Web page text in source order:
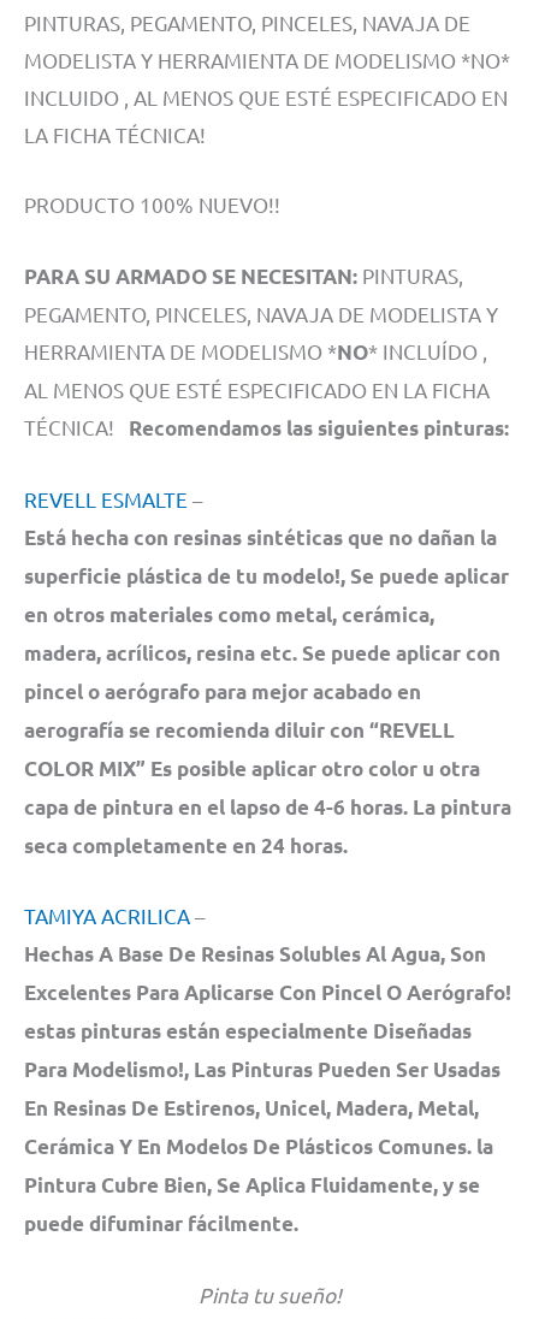
PINTURAS, PEGAMENTO, PINCELES, NAVAJA DE
MODELISTA Y HERRAMIENTA DE MODELISMO *NO*
INCLUIDO , AL MENOS QUE ESTÉ ESPECIFICADO EN
LA FICHA TÉCNICA!
PRODUCTO 100% NUEVO!!
PARA SU ARMADO SE NECESITAN: PINTURAS,
PEGAMENTO, PINCELES, NAVAJA DE MODELISTA Y
HERRAMIENTA DE MODELISMO *NO* INCLUÍDO ,
AL MENOS QUE ESTÉ ESPECIFICADO EN LA FICHA
TÉCNICA! Recomendamos las siguientes pinturas:
REVELL ESMALTE –
Está hecha con resinas sintéticas que no dañan la
superficie plástica de tu modelo!, Se puede aplicar
en otros materiales como metal, cerámica,
madera, acrílicos, resina etc. Se puede aplicar con
pincel o aerógrafo para mejor acabado en
aerografía se recomienda diluir con “REVELL
COLOR MIX” Es posible aplicar otro color u otra
capa de pintura en el lapso de 4-6 horas. La pintura
seca completamente en 24 horas.
TAMIYA ACRILICA–
Hechas A Base De Resinas Solubles Al Agua, Son
Excelentes Para Aplicarse Con Pincel O Aerógrafo!
estas pinturas están especialmente Diseñadas
Para Modelismo!, Las Pinturas Pueden Ser Usadas
En Resinas De Estirenos, Unicel, Madera, Metal,
Cerámica Y En Modelos De Plásticos Comunes. la
Pintura Cubre Bien, Se Aplica Fluidamente, y se
puede difuminar fácilmente.
Pinta tu sueño!